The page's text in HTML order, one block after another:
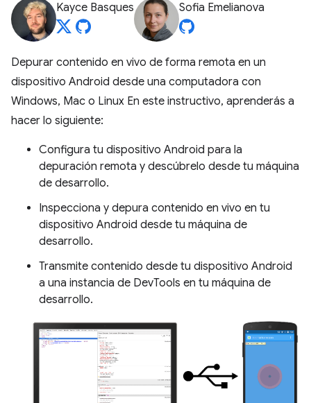
Kayce Basques Sofia Emelianova
Depurar contenido en vivo de forma remota en un
dispositivo Android desde una computadora con
Windows, Mac o Linux En este instructivo, aprenderás a
hacer lo siguiente:
Configura tu dispositivo Android para la
depuración remota y descúbrelo desde tu máquina
de desarrollo.
Inspecciona y depura contenido en vivo en tu
dispositivo Android desde tu máquina de
desarrollo.
Transmite contenido desde tu dispositivo Android
a una instancia de DevTools en tu máquina de
desarrollo.